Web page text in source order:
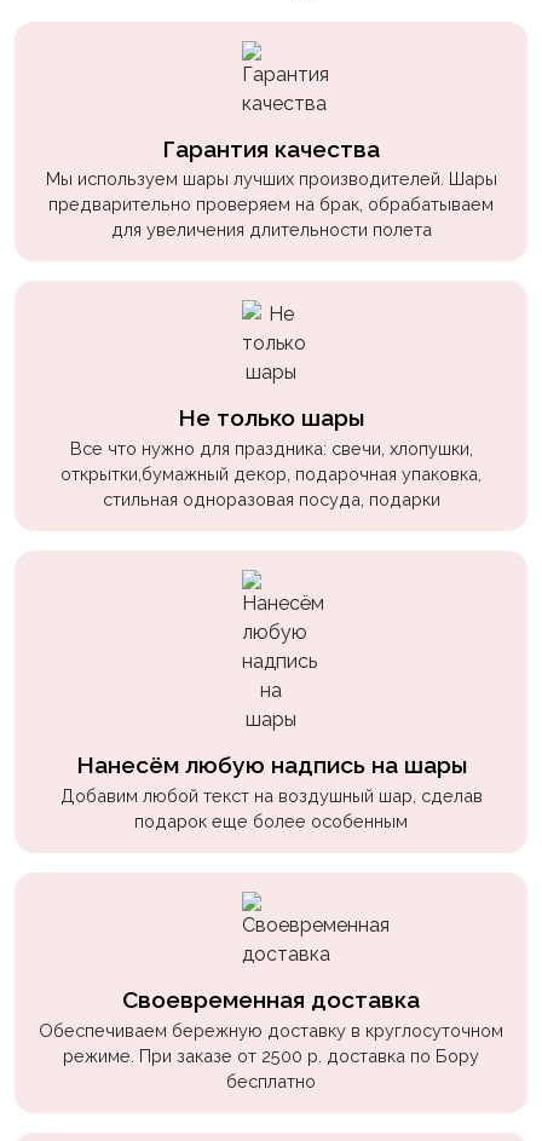
Гарантия качества
Мы используем шары лучших производителей. Шары
предварительно проверяем на брак, обрабатываем
для увеличения длительности полета
Не только шары
Все что нужно для праздника: свечи, хлопушки,
открытки,бумажный декор, подарочная упаковка,
стильная одноразовая посуда, подарки
Нанесём любую надпись на шары
Добавим любой текст на воздушный шар, сделав
подарок еще более особенным
Своевременная доставка
Обеспечиваем бережную доставку в круглосуточном
режиме. При заказе от 2500 р. доставка по Бору
бесплатно
Супергерои
Пиратская
Мальчикам
Музыка